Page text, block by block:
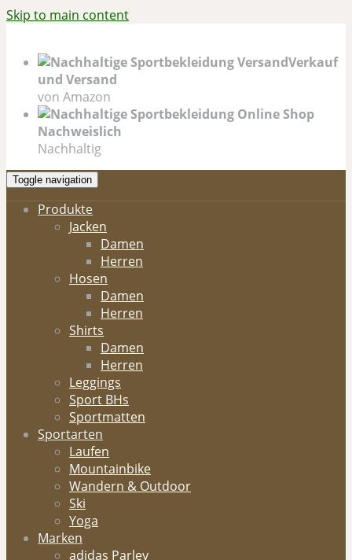
Skip to main content
Verkauf
und Versand
von Amazon
Nachweislich
Nachhaltig
Toggle navigation
Produkte
Jacken
Damen
Herren
Hosen
Damen
Herren
Shirts
Damen
Herren
Leggings
Sport BHs
Sportmatten
Sportarten
Laufen
Mountainbike
Wandern & Outdoor
Ski
Yoga
Marken
adidas Parley